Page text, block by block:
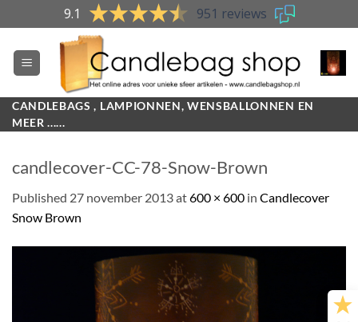
to
content
9.1 951 reviews
CANDLEBAGS , LAMPIONNEN, WENSBALLONNEN EN
MEER ......
candlecover-CC-78-Snow-Brown
Published 27 november 2013at600 × 600 in Candlecover
Snow Brown